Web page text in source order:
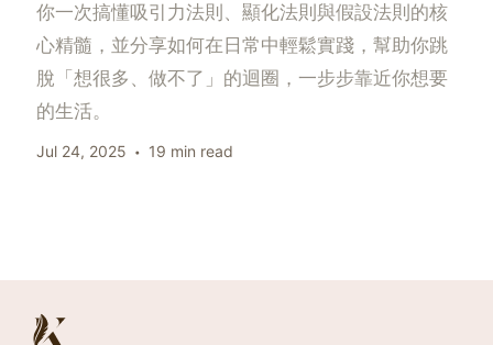
你一次搞懂吸引力法則、顯化法則與假設法則的核
心精髓，並分享如何在日常中輕鬆實踐，幫助你跳
脫「想很多、做不了」的迴圈，一步步靠近你想要
的生活。
Jul 24, 2025 19 min read